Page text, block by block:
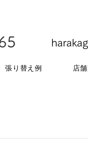
張り替え例 店